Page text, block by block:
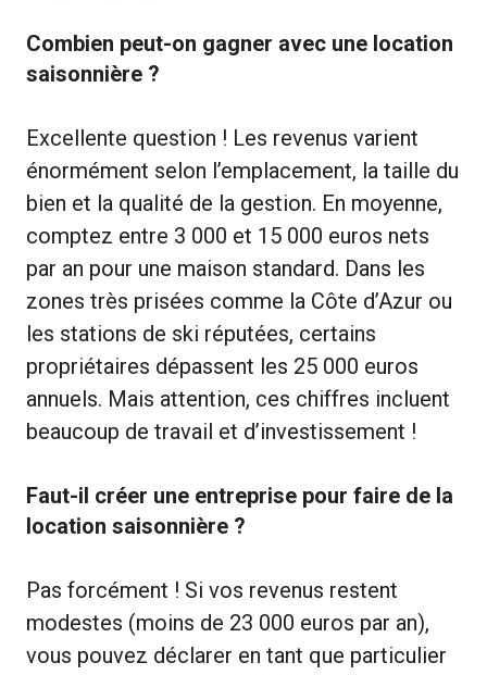
Combien peut-on gagner avec une location
saisonnière ?
Excellente question ! Les revenus varient
énormément selon l’emplacement, la taille du
bien et la qualité de la gestion. En moyenne,
comptez entre 3 000 et 15 000 euros nets
par an pour une maison standard. Dans les
zones très prisées comme la Côte d’Azur ou
les stations de ski réputées, certains
propriétaires dépassent les 25 000 euros
annuels. Mais attention, ces chiffres incluent
beaucoup de travail et d’investissement !
Faut-il créer une entreprise pour faire de la
location saisonnière ?
Pas forcément ! Si vos revenus restent
modestes (moins de 23 000 euros par an),
vous pouvez déclarer en tant que particulier